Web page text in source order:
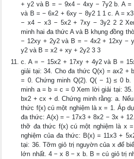
+ y2 và B = − 9x4 − 4xy − 7y2 b. A
và B = − 6x2 + 6xy − 8y2 1 1 c. A =
− x4 − x3 − 5x2 + 7xy − 3y2 2 2
minh hai đa thức A và B khụng đồng
− 12xy + 2y2 và B = − 4x2 + 12xy −
y2 và B = x2 + xy + 2y2 3 3
c. A = − 15x2 + 17xy + 4y2 và B =
giải tại: 34. Cho đa thức Q(x) = ax2 +
= 0. Chứng minh Q(2). Q( − 1) ≤ 0
minh a = b = c = 0 Xem lời giải tại:
bx2 + cx + d. Chứng minh rằng: a.
thức f(x) cú một nghiệm là x = 1. Áp
đa thức: A(x) = − 17x3 + 8x2 − 3x +
thỡ đa thức f(x) cú một nghiệm là x
nghiệm của đa thức: B(x) = 11x3 +
tại: 36. Tỡm giỏ trị nguyờn của x để
lớn nhất. 4 − x 8 − x b. B = cú giỏ trị